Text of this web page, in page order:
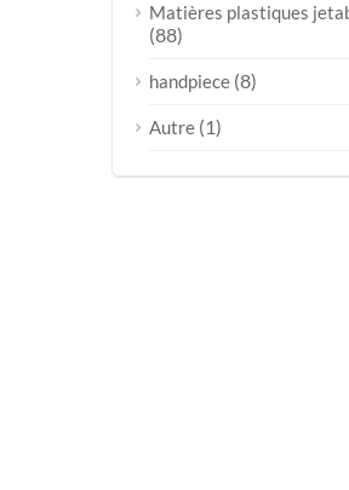
Matières plastiques
(88)
handpiece (8)
Autre (1)